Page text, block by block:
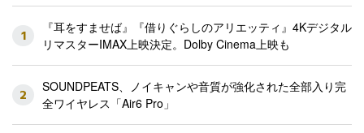
1
『耳をすませば』『借りぐらしのアリエッティ』4Kデジタル
リマスターIMAX上映決定。Dolby Cinema上映も
2
SOUNDPEATS、ノイキャンや音質が強化された全部入り完
全ワイヤレス「Air6 Pro」